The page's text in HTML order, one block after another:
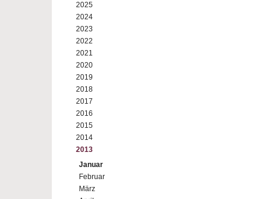
2025
2024
2023
2022
2021
2020
2019
2018
2017
2016
2015
2014
2013
Januar
Februar
März